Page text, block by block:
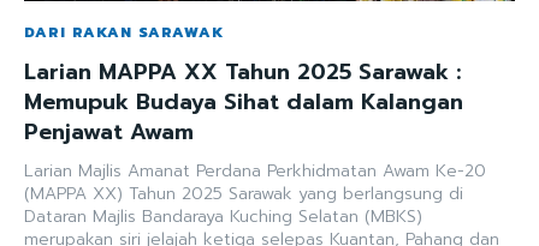
DARI RAKAN SARAWAK
Larian MAPPA XX Tahun 2025 Sarawak :
Memupuk Budaya Sihat dalam Kalangan
Penjawat Awam
Larian Majlis Amanat Perdana Perkhidmatan Awam Ke-20
(MAPPA XX) Tahun 2025 Sarawak yang berlangsung di
Dataran Majlis Bandaraya Kuching Selatan (MBKS)
merupakan siri jelajah ketiga selepas Kuantan, Pahang dan